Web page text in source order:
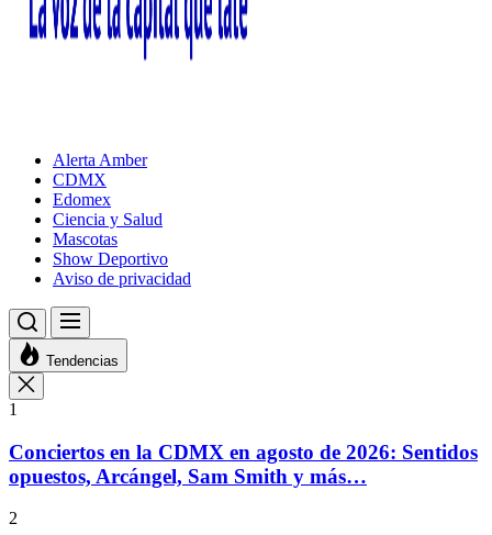
Alerta Amber
CDMX
Edomex
Ciencia y Salud
Mascotas
Show Deportivo
Aviso de privacidad
Tendencias
1
Conciertos en la CDMX en agosto de 2026: Sentidos
opuestos, Arcángel, Sam Smith y más…
2